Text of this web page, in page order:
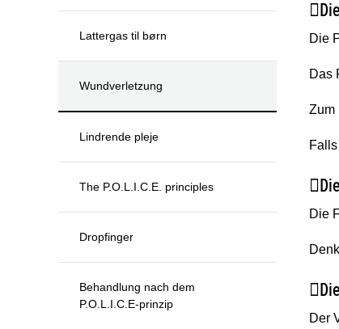
Lattergas til børn
Wundverletzung
Lindrende pleje
The P.O.L.I.C.E. principles
Dropfinger
Behandlung nach dem
P.O.L.I.C.E-prinzip

Die
Das
Zum

Die

Der